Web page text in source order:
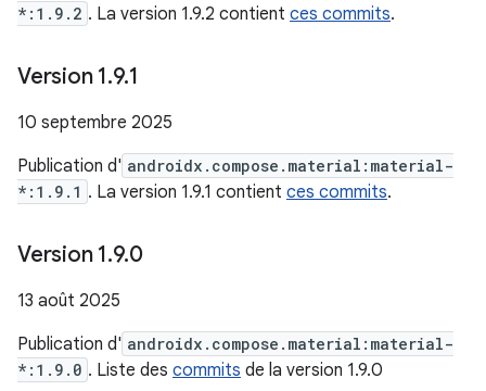
*:1.9.2 . La version 1.9.2 contient ces commits.
Version 1.9.1
10 septembre 2025
Publication d' androidx.compose.material:material-
*:1.9.1 . La version 1.9.1 contient ces commits.
Version 1.9.0
13 août 2025
Publication d' androidx.compose.material:material-
*:1.9.0 . Liste des commits de la version 1.9.0